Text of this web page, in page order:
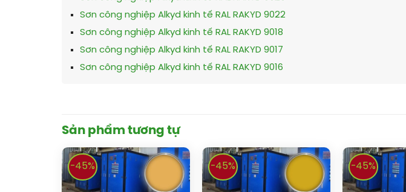
Sơn công nghiệp Alkyd kinh tế RAL RAKYD 9022
Sơn công nghiệp Alkyd kinh tế RAL RAKYD 9018
Sơn công nghiệp Alkyd kinh tế RAL RAKYD 9017
Sơn công nghiệp Alkyd kinh tế RAL RAKYD 9016
Sản phẩm tương tự
-45% -45% -45%